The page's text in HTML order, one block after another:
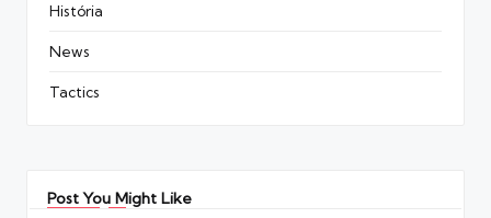
História
News
Tactics
Post You Might Like